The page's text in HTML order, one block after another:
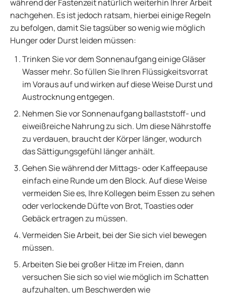
während der Fastenzeit natürlich weiterhin Ihrer Arbeit
nachgehen. Es ist jedoch ratsam, hierbei einige Regeln
zu befolgen, damit Sie tagsüber so wenig wie möglich
Hunger oder Durst leiden müssen:
Trinken Sie vor dem Sonnenaufgang einige Gläser
Wasser mehr. So füllen Sie Ihren Flüssigkeitsvorrat
im Voraus auf und wirken auf diese Weise Durst und
Austrocknung entgegen.
Nehmen Sie vor Sonnenaufgang ballaststoff- und
eiweißreiche Nahrung zu sich. Um diese Nährstoffe
zu verdauen, braucht der Körper länger, wodurch
das Sättigungsgefühl länger anhält.
Gehen Sie während der Mittags- oder Kaffeepause
einfach eine Runde um den Block. Auf diese Weise
vermeiden Sie es, Ihre Kollegen beim Essen zu sehen
oder verlockende Düfte von Brot, Toasties oder
Gebäck ertragen zu müssen.
Vermeiden Sie Arbeit, bei der Sie sich viel bewegen
müssen.
Arbeiten Sie bei großer Hitze im Freien, dann
versuchen Sie sich so viel wie möglich im Schatten
aufzuhalten, um Beschwerden wie